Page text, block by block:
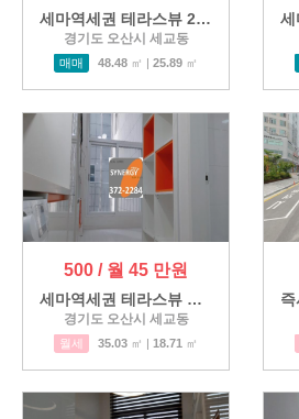
세마역세권 테라스뷰 2층 복층…
경기도 오산시 세교동
매매 48.48 ㎡ | 25.89 ㎡
500 / 월 45 만원
세마역세권 테라스뷰 원룸복…
경기도 오산시 세교동
월세 35.03 ㎡ | 18.71 ㎡